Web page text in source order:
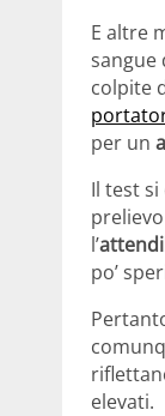
E altre
sangue
colpite
per un
Il test si
l’
po’
elevati.